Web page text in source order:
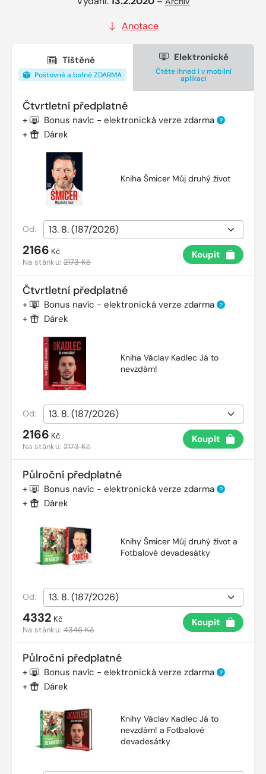
Anotace
Tištěné
Poštovné a balné ZDARMA
Elektronické
Čtěte ihned i v mobilní
aplikaci
Čtvrtletní předplatné
+ Bonus navíc - elektronická verze zdarma ?
+ Dárek
Kniha Šmicer Můj druhý život
Od:
2166 Kč
Na stánku:2173 Kč
Koupit
Čtvrtletní předplatné
+ Bonus navíc - elektronická verze zdarma ?
+ Dárek
Kniha Václav Kadlec Já to
nevzdám!
Od:
2166 Kč
Na stánku:2173 Kč
Koupit
Půlroční předplatné
+ Bonus navíc - elektronická verze zdarma ?
+ Dárek
Knihy Šmicer Můj druhý život a
Fotbalové devadesátky
Od:
4332 Kč
Na stánku:4346 Kč
Koupit
Půlroční předplatné
+ Bonus navíc - elektronická verze zdarma ?
+ Dárek
Knihy Václav Kadlec Já to
nevzdám! a Fotbalové
devadesátky